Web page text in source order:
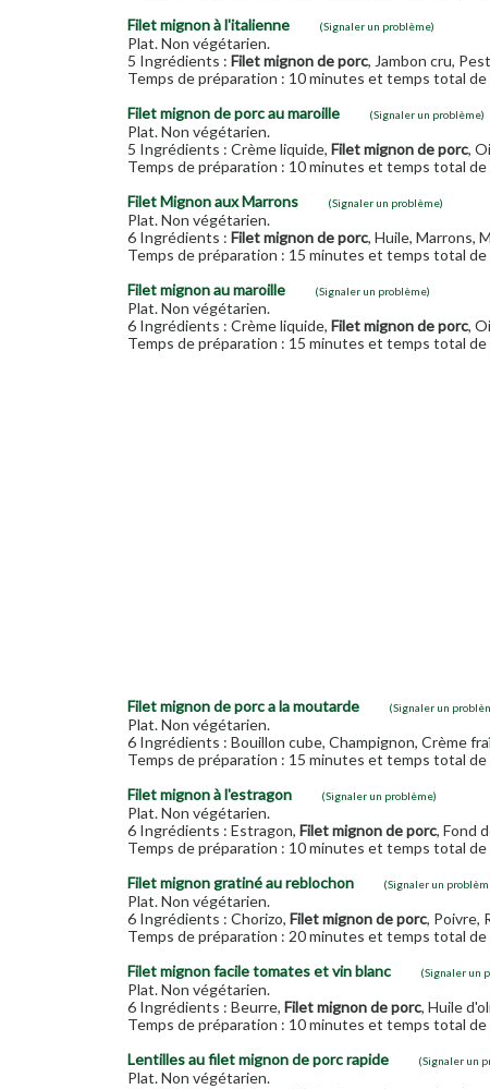
Filet mignon à l'italienne
(Signaler un problème)
Plat. Non végétarien.
5 Ingrédients : Filet mignon de porc, Jambon cru,
Temps de préparation : 10 minutes et temps total
Filet mignon de porc au maroille
(Signaler un problème)
Plat. Non végétarien.
5 Ingrédients : Crème liquide, Filet mignon de porc,
Temps de préparation : 10 minutes et temps total
Filet Mignon aux Marrons
(Signaler un problème)
Plat. Non végétarien.
6 Ingrédients : Filet mignon de porc, Huile, Marrons,
Temps de préparation : 15 minutes et temps total
Filet mignon au maroille
(Signaler un problème)
Plat. Non végétarien.
6 Ingrédients : Crème liquide, Filet mignon de porc,
Temps de préparation : 15 minutes et temps total
Filet mignon de porc a la moutarde (Signaler un
Plat. Non végétarien.
6 Ingrédients : Bouillon cube, Champignon, Crème
Temps de préparation : 15 minutes et temps total
Filet mignon à l'estragon
(Signaler un problème)
Plat. Non végétarien.
6 Ingrédients : Estragon, Filet mignon de porc, Fond
Temps de préparation : 10 minutes et temps total
Filet mignon gratiné au reblochon
(Signaler un
Plat. Non végétarien.
6 Ingrédients : Chorizo, Filet mignon de porc, Poivre,
Temps de préparation : 20 minutes et temps total
Filet mignon facile tomates et vin blanc
(Signaler un
Plat. Non végétarien.
6 Ingrédients : Beurre, Filet mignon de porc, Huile
Temps de préparation : 10 minutes et temps total
Lentilles au filet mignon de porc rapide
(Signaler un
Plat. Non végétarien.